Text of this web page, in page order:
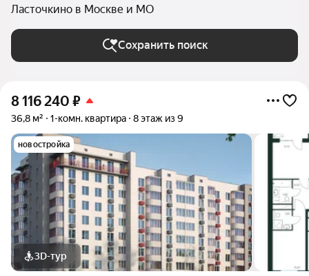
Ласточкино в Москве и МО
Сохранить поиск
8 116 240 ₽
36,8 м² 1-комн. квартира 8 этаж из 9
новостройка
3D-тур